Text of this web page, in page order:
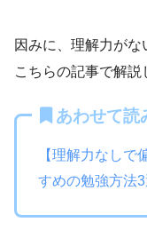
因みに、理解力がな
こちらの記事で解説
あわせて読
【理解力なしで
すめの勉強方法3